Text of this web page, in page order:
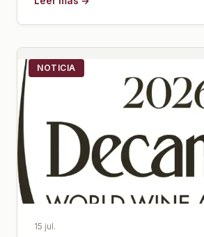
NOTICIA
15 jul.